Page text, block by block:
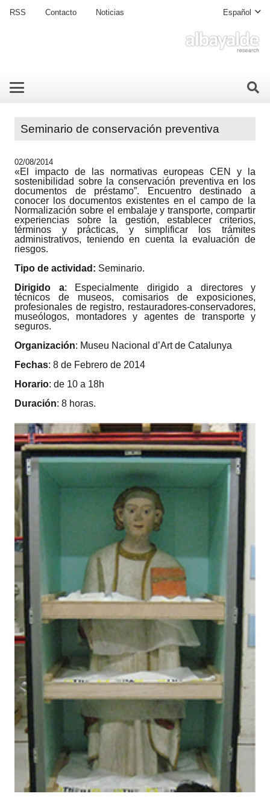
RSS Contacto Noticias Español
Seminario de conservación preventiva
02/08/2014
«El impacto de las normativas europeas CEN y la
sostenibilidad sobre la conservación preventiva en los
documentos de préstamo”. Encuentro destinado a
conocer los documentos existentes en el campo de la
Normalización sobre el embalaje y transporte, compartir
experiencias sobre la gestión, establecer criterios,
términos y prácticas, y simplificar los trámites
administrativos, teniendo en cuenta la evaluación de
riesgos.
Tipo de actividad: Seminario.
Dirigido a: Especialmente dirigido a directores y
técnicos de museos, comisarios de exposiciones,
profesionales de registro, restauradores-conservadores,
museólogos, montadores y agentes de transporte y
seguros.
Organización: Museu Nacional d’Art de Catalunya
Fechas: 8 de Febrero de 2014
Horario: de 10 a 18h
Duración: 8 horas.